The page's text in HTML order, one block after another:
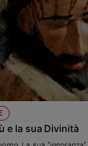
e la sua Divinità